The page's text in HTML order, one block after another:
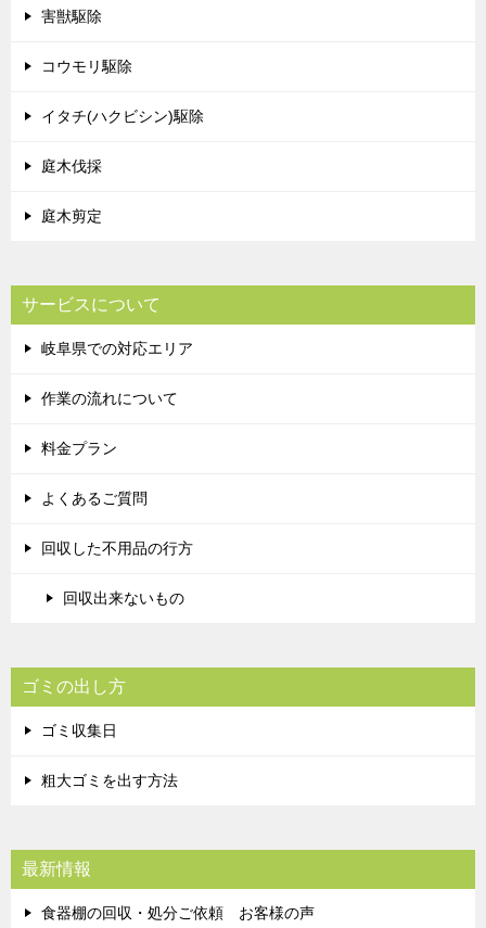
害獣駆除
コウモリ駆除
イタチ(ハクビシン)駆除
庭木伐採
庭木剪定
サービスについて
岐阜県での対応エリア
作業の流れについて
料金プラン
よくあるご質問
回収した不用品の行方
回収出来ないもの
ゴミの出し方
ゴミ収集日
粗大ゴミを出す方法
最新情報
食器棚の回収・処分ご依頼 お客様の声